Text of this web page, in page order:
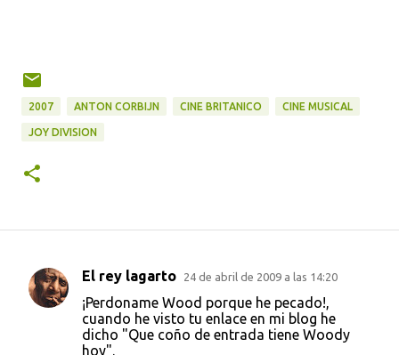
2007 ANTON CORBIJN CINE BRITANICO CINE MUSICAL
JOY DIVISION
C
El rey lagarto 24 de abril de 2009 a las 14:20
¡Perdoname Wood porque he pecado!,
cuando he visto tu enlace en mi blog he
dicho "Que coño de entrada tiene Woody
hoy".